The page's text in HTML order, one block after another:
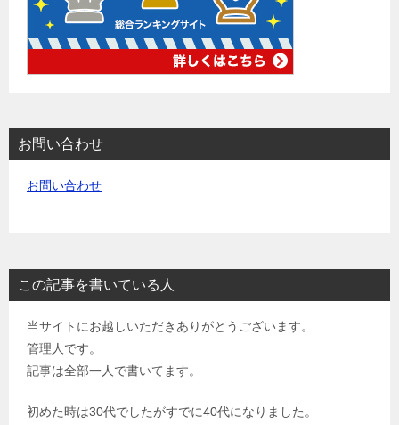
お問い合わせ
お問い合わせ
この記事を書いている人
当サイトにお越しいただきありがとうございます。
管理人です。
記事は全部一人で書いてます。
初めた時は30代でしたがすでに40代になりました。